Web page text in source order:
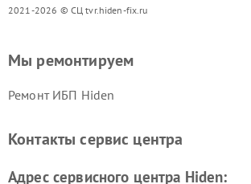
2021-2026 © СЦ tvr.hiden-fix.ru
Мы ремонтируем
Ремонт ИБП Hiden
Контакты сервис центра
Адрес сервисного центра Hiden: